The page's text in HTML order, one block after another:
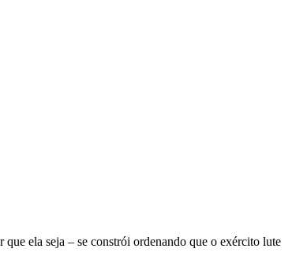
ela seja – se constrói ordenando que o exército lute